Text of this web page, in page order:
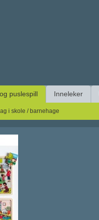
puslespill Inneleker
i skole / barnehage